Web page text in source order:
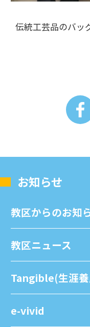
伝統工芸品のバッ
お知らせ
教区からのお知
教区ニュース
Tangible(生涯
e-vivid